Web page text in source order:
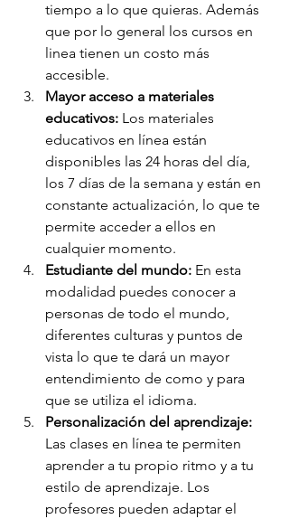
tiempo a lo que quieras. Además
que por lo general los cursos en
linea tienen un costo más
accesible.
Mayor acceso a materiales
educativos: Los materiales
educativos en línea están
disponibles las 24 horas del día,
los 7 días de la semana y están en
constante actualización, lo que te
permite acceder a ellos en
cualquier momento.
Estudiante del mundo: En esta
modalidad puedes conocer a
personas de todo el mundo,
diferentes culturas y puntos de
vista lo que te dará un mayor
entendimiento de como y para
que se utiliza el idioma.
Personalización del aprendizaje:
Las clases en línea te permiten
aprender a tu propio ritmo y a tu
estilo de aprendizaje. Los
profesores pueden adaptar el